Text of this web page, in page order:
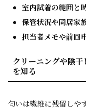
室内試着の範囲と
保管状況や同居家
担当者メモや前回
クリーニングや陰
を知る
匂いは繊維に残留しや